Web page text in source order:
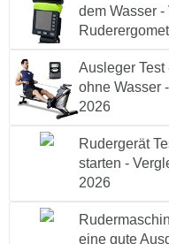
dem Wasser
Ausleger Test
ohne Wasser
2026
Rudergerät
starten -
2026
eine gute